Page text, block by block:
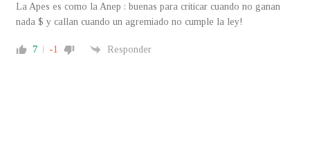
La Apes es como la Anep : buenas para criticar cuando no ganan
nada $ y callan cuando un agremiado no cumple la ley!
7 -1 Responder